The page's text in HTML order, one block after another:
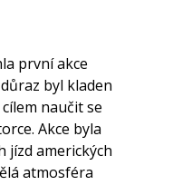
první akce
byl kladen
naučit se
Akce byla
jízd amerických
atmosféra